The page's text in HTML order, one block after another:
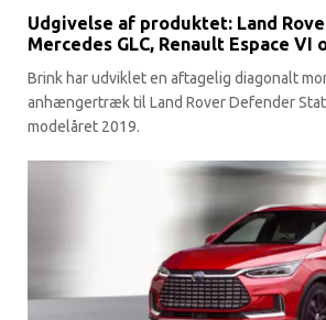
Udgivelse af produktet: Land
Mercedes GLC, Renault Espace VI
Brink har udviklet en aftagelig diagonalt
anhængertræk til Land Rover Defender
modelåret 2019.